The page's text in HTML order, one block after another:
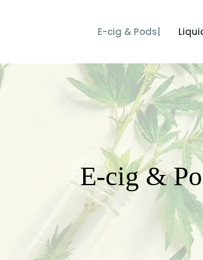
E-cig & Pods|
E-cig &